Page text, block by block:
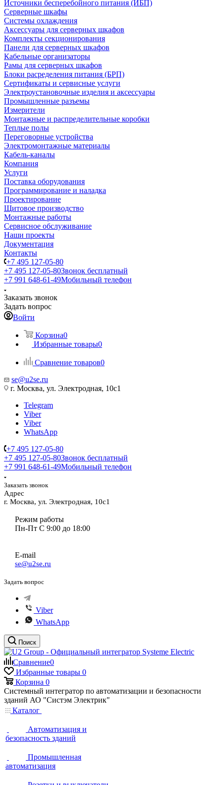
Источники бесперебойного питания (ИБП)
Серверные шкафы
Системы охлаждения
Аксессуары для серверных шкафов
Комплекты секционирования
Панели для серверных шкафов
Кабельные организаторы
Рамы для серверных шкафов
Блоки расределения питания (БРП)
Сертификаты и сервисные услуги
Электроустановочные изделия и аксессуары
Промышленные разъемы
Измерители
Монтажные и распределительные коробки
Теплые полы
Переговорные устройства
Электромонтажные материалы
Кабель-каналы
Компания
Услуги
Поставка оборудования
Программирование и наладка
Проектирование
Щитовое производство
Монтажные работы
Сервисное обслуживание
Наши проекты
Документация
Контакты
+7 495 127-05-80
+7 495 127-05-80Звонок бесплатный
+7 991 648-61-49Мобильный телефон
Заказать звонок
Задать вопрос
Войти
Корзина0
Избранные товары0
Сравнение товаров0
se@u2se.ru
г. Москва, ул. Электродная, 10с1
Telegram
Viber
Viber
WhatsApp
+7 495 127-05-80
+7 495 127-05-80Звонок бесплатный
+7 991 648-61-49Мобильный телефон
Заказать звонок
Адрес
г. Москва, ул. Электродная, 10с1
Режим работы
Пн-Пт С 9:00 до 18:00
E-mail
se@u2se.ru
Задать вопрос
Viber
WhatsApp
Поиск
Сравнение0
Избранные товары 0
Корзина 0
Системный интегратор по автоматизации и безопасности
зданий АО "Систэм Электрик"
Каталог
Автоматизация и
безопасность зданий
Промышленная
автоматизация